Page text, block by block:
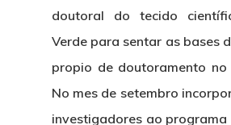
doutoral do tecido
Verde para sentar as bases
propio de doutoramento no
No mes de setembro
investigadores ao programa